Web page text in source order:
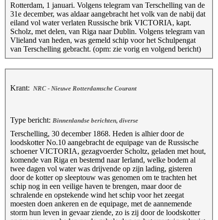
Rotterdam, 1 januari. Volgens telegram van Terschelling van de
31e december, was aldaar aangebracht het volk van de nabij dat
eiland vol water verlaten Russische brik VICTORIA, kapt.
Scholz, met delen, van Riga naar Dublin. Volgens telegram van
Vlieland van heden, was gemeld schip voor het Schulpengat
van Terschelling gebracht. (opm: zie vorig en volgend bericht)
Krant: NRC - Nieuwe Rotterdamsche Courant
Type bericht: Binnenlandse berichten, diverse
Terschelling, 30 december 1868. Heden is alhier door de
loodskotter No.10 aangebracht de equipage van de Russische
schoener VICTORIA, gezagvoerder Scholtz, geladen met hout,
komende van Riga en bestemd naar Ierland, welke bodem al
twee dagen vol water was drijvende op zijn lading, gisteren
door de kotter op sleeptouw was genomen om te trachten het
schip nog in een veilige haven te brengen, maar door de
schralende en opstekende wind het schip voor het zeegat
moesten doen ankeren en de equipage, met de aannemende
storm hun leven in gevaar ziende, zo is zij door de loodskotter